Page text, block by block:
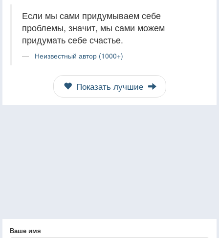
Если мы сами придумываем себе
проблемы, значит, мы сами можем
придумать себе счастье.
Неизвестный автор (1000+)
Показать лучшие
Ваше имя